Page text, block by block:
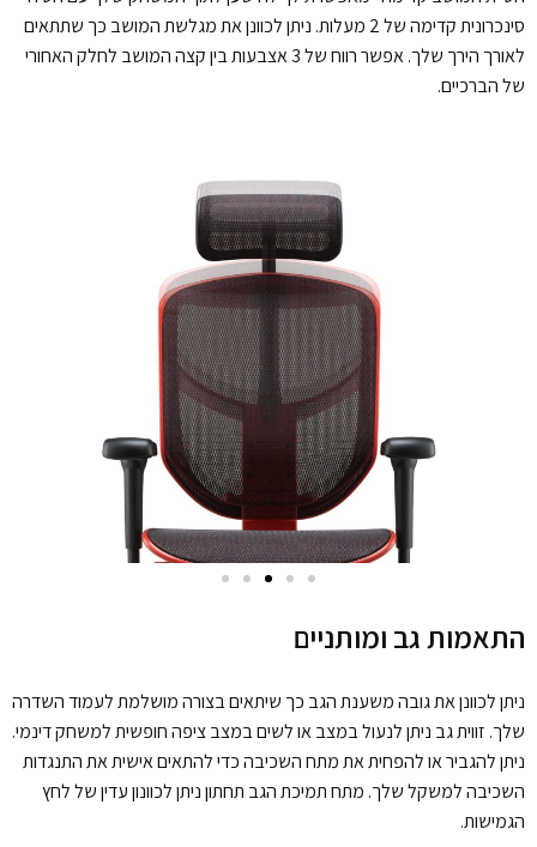
סינכרונית קדימה של 2 מעלות.
ניתן לכוונן את מגלשת המושב כך שתתאים
לאורך הירך שלך. אפשר רווח של 3 אצבעות בין קצה המושב לחלק האחורי
של הברכיים.
התאמות גב ומותניים
ניתן לכוונן את גובה משענת הגב כך שיתאים בצורה מושלמת לעמוד השדרה
שלך. זווית גב ניתן לנעול במצב או לשים במצב ציפה חופשית למשחק דינמי.
ניתן להגביר או להפחית את מתח השכיבה כדי להתאים אישית את התנגדות
השכיבה למשקל שלך. מתח תמיכת הגב תחתון ניתן לכוונון עדין של לחץ
הגמישות.